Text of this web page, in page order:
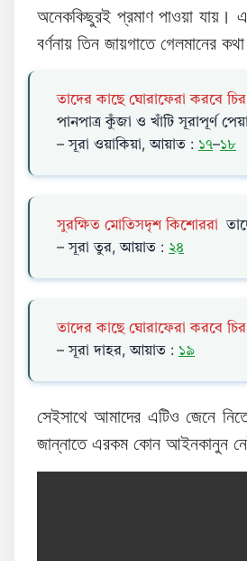
অনেককিছুরই প্রমাণ পাওয়া যায়।
বর্ণনায় তিন জায়গাতে গেলমানের
তাদের কাছে ঘোরাফেরা করবে
পানপাত্র কুঁজা ও খাঁটি সূরাপূর্ণ
– সূরা ওয়াকিয়া, আয়াত : ১৭–১৮
সুরক্ষিত মোতিসদৃশ কিশোররা
– সূরা তুর, আয়াত : ২৪
তাদের কাছে ঘোরাফেরা করবে
– সূরা দাহর, আয়াত : ১৯
সেইসাথে আমাদের এটিও জেনে
জান্নাতে এরকম কোন আইনকানুন